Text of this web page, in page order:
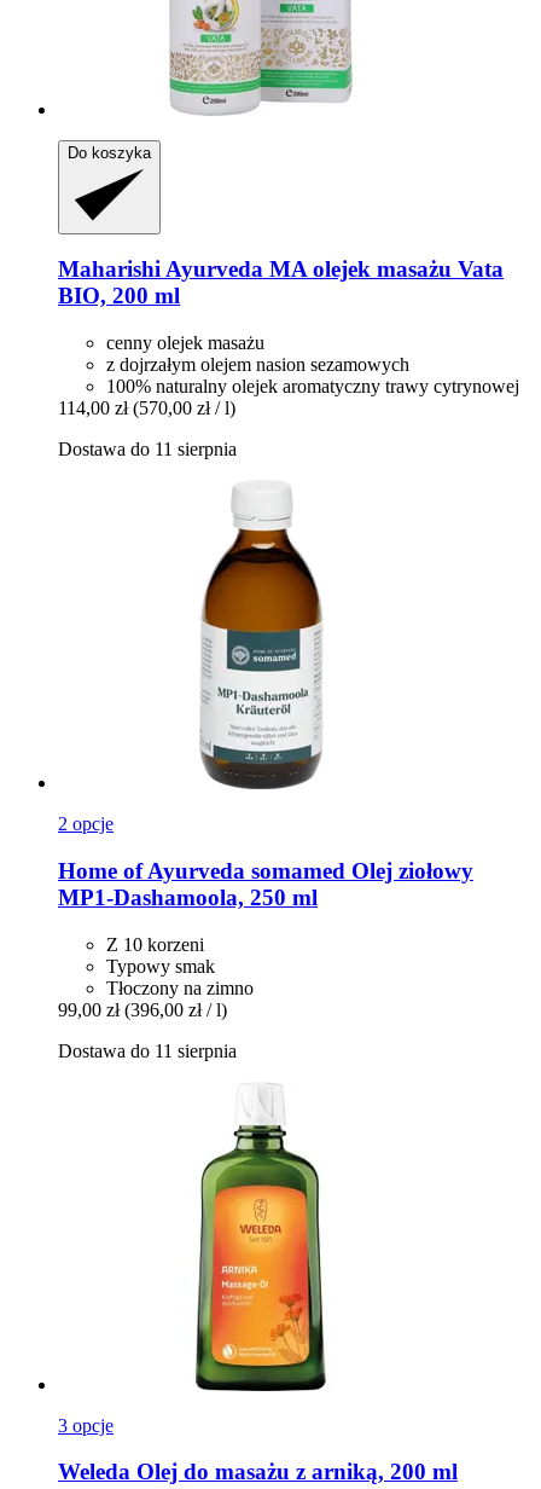
Do koszyka
Maharishi Ayurveda MA olejek masażu Vata
BIO, 200 ml
cenny olejek masażu
z dojrzałym olejem nasion sezamowych
100% naturalny olejek aromatyczny trawy cytrynowej
114,00 zł (570,00 zł / l)
Dostawa do 11 sierpnia
2 opcje
Home of Ayurveda somamed Olej ziołowy
MP1-​Dashamoola, 250 ml
Z 10 korzeni
Typowy smak
Tłoczony na zimno
99,00 zł (396,00 zł / l)
Dostawa do 11 sierpnia
3 opcje
Weleda Olej do masażu z arniką, 200 ml